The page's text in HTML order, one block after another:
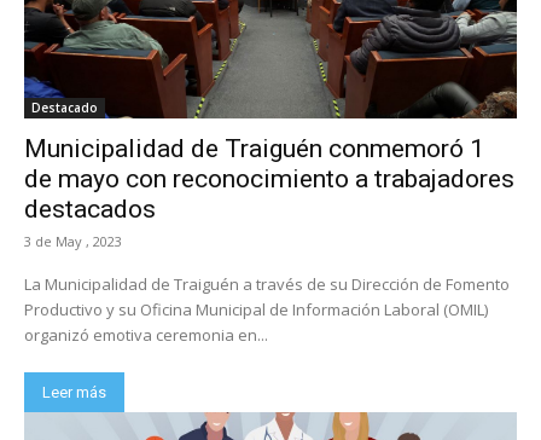
Destacado
Municipalidad de Traiguén conmemoró 1
de mayo con reconocimiento a trabajadores
destacados
3 de May , 2023
La Municipalidad de Traiguén a través de su Dirección de Fomento
Productivo y su Oficina Municipal de Información Laboral (OMIL)
organizó emotiva ceremonia en...
Leer más